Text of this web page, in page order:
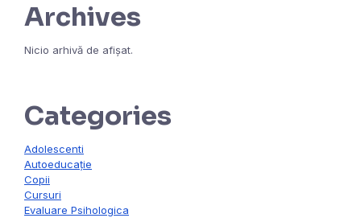
Archives
Nicio arhivă de afișat.
Categories
Adolescenti
Autoeducație
Copii
Cursuri
Evaluare Psihologica